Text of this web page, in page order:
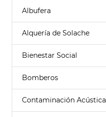
Albufera
Alquería de Solache
Bienestar Social
Bomberos
Contaminación Acústica